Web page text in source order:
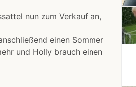
nun zum Verkauf an,
einen Sommer
und Holly brauch einen